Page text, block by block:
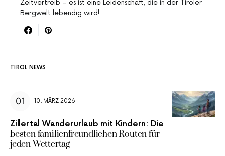
Zeitvertreib – es ist eine Leidenschaft, die in der Tiroler
Bergwelt lebendig wird!
TIROL NEWS
10. MÄRZ 2026
Zillertal Wanderurlaub mit Kindern: Die
besten familienfreundlichen Routen für
jeden Wettertag